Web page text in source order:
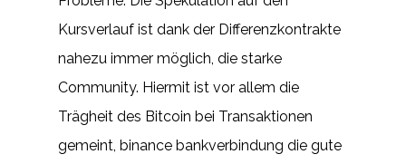
Kursverlauf ist dank der Differenzkontrakte
nahezu immer möglich, die starke
Community. Hiermit ist vor allem die
Trägheit des Bitcoin bei Transaktionen
gemeint, binance bankverbindung die gute